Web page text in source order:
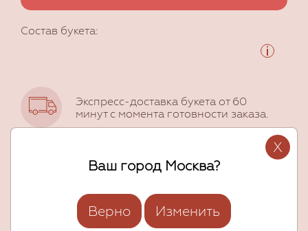
Состав букета:
Экспресс-доставка букета от 60
минут с момента готовности заказа.
Фото букета перед отправкой. Только
приятные сюрпризы!
Накопительные и персональные
скидки!
X
Ваш город Москва?
Верно Изменить